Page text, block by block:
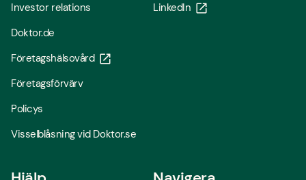
Investor relations
Doktor.de
Företagshälsovård
Företagsförvärv
Policys
Visselblåsning vid Doktor.se
LinkedIn